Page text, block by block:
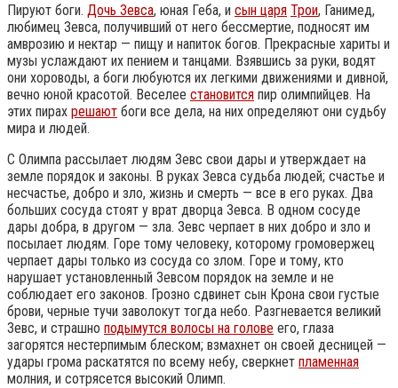
Пируют боги. Дочь Зевса, юная Геба, и сын царя Трои, Ганимед,
любимец Зевса, получивший от него бессмертие, подносят им
амврозию и нектар — пищу и напиток богов. Прекрасные хариты и
музы услаждают их пением и танцами. Взявшись за руки, водят
они хороводы, а боги любуются их легкими движениями и дивной,
вечно юной красотой. Веселее становится пир олимпийцев. На
этих пирах решают боги все дела, на них определяют они судьбу
мира и людей.
С Олимпа рассылает людям Зевс свои дары и утверждает на
земле порядок и законы. В руках Зевса судьба людей; счастье и
несчастье, добро и зло, жизнь и смерть — все в его руках. Два
больших сосуда стоят у врат дворца Зевса. В одном сосуде
дары добра, в другом — зла. Зевс черпает в них добро и зло и
посылает людям. Горе тому человеку, которому громовержец
черпает дары только из сосуда со злом. Горе и тому, кто
нарушает установленный Зевсом порядок на земле и не
соблюдает его законов. Грозно сдвинет сын Крона свои густые
брови, черные тучи заволокут тогда небо. Разгневается великий
Зевс, и страшно подымутся волосы на голове его, глаза
загорятся нестерпимым блеском; взмахнет он своей десницей —
удары грома раскатятся по всему небу, сверкнет пламенная
молния, и сотрясется высокий Олимп.